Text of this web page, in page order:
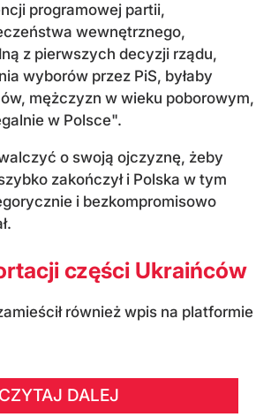
programowej partii,
wewnętrznego,
z pierwszych decyzji rządu,
wyborów przez PiS, byłaby
mężczyzn w wieku poborowym,
w Polsce".
o swoją ojczyznę, żeby
zakończył i Polska w tym
i bezkompromisowo
części Ukraińców
również wpis na platformie
CZYTAJ DALEJ